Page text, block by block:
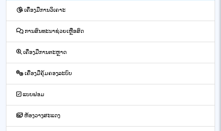
ເຄື່ອງມືການວິເຄາະ
ການສົນທະນາຊ່ວຍເຫຼືອສົດ
ເຄື່ອງມືການຕະຫຼາດ
ເຄື່ອງມືຄຸ້ມຄອງລະບົບ
ແບບຟອມ
ຫ້ອງວາງສະແດງ